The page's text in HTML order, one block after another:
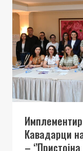
Кавадарци
–